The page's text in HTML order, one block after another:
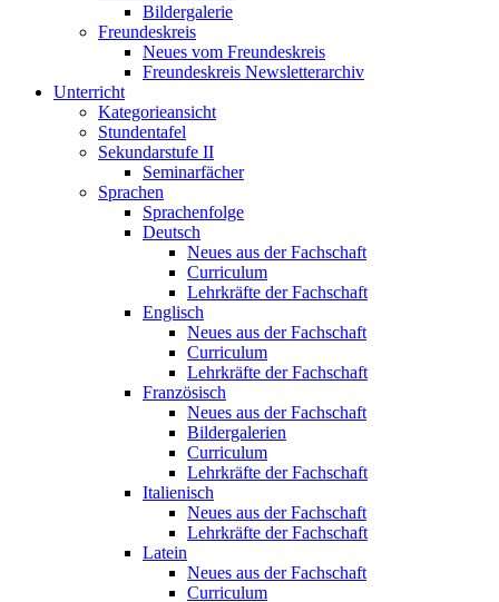
Bildergalerie
Freundeskreis
Neues vom Freundeskreis
Freundeskreis Newsletterarchiv
Unterricht
Kategorieansicht
Stundentafel
Sekundarstufe II
Seminarfächer
Sprachen
Sprachenfolge
Deutsch
Neues aus der Fachschaft
Curriculum
Lehrkräfte der Fachschaft
Englisch
Neues aus der Fachschaft
Curriculum
Lehrkräfte der Fachschaft
Französisch
Neues aus der Fachschaft
Bildergalerien
Curriculum
Lehrkräfte der Fachschaft
Italienisch
Neues aus der Fachschaft
Lehrkräfte der Fachschaft
Latein
Neues aus der Fachschaft
Curriculum